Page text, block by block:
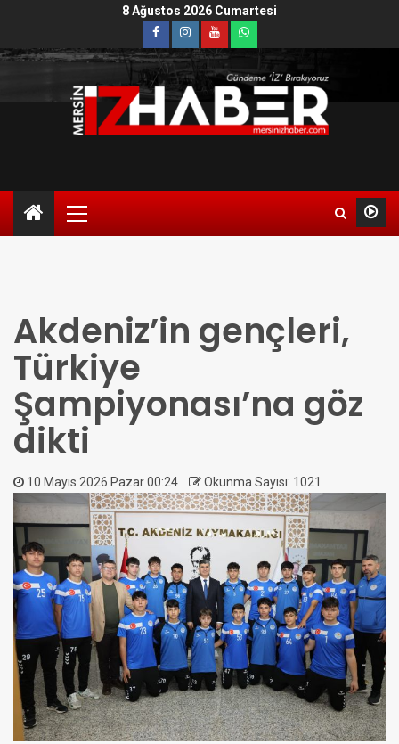
8 Ağustos 2026 Cumartesi
Akdeniz’in gençleri,
Türkiye
Şampiyonası’na göz
dikti
10 Mayıs 2026 Pazar 00:24 Okunma Sayısı: 1021